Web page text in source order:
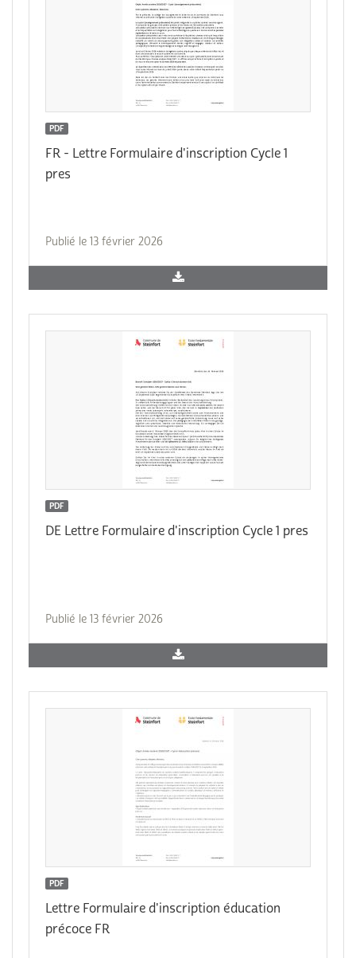
PDF
FR - Lettre Formulaire d'inscription Cycle 1
pres
Publié le 13 février 2026
PDF
DE Lettre Formulaire d'inscription Cycle 1 pres
Publié le 13 février 2026
PDF
Lettre Formulaire d'inscription éducation
précoce FR